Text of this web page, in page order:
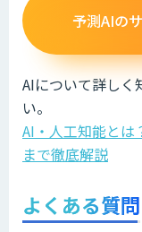
予測AIの
AIについて詳しく
い。
AI・人工知能とは
まで徹底解説
よくある質問